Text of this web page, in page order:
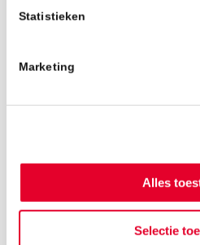
Statistieken
Marketing
Alles
Selectie